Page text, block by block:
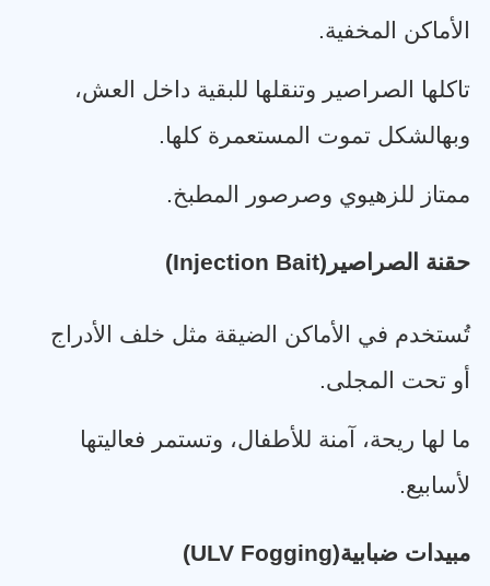
الأماكن المخفية.
تاكلها الصراصير وتنقلها للبقية داخل العش،
وبهالشكل تموت المستعمرة كلها.
ممتاز للزهيوي وصرصور المطبخ.
حقنة الصراصير (Injection Bait)
تُستخدم في الأماكن الضيقة مثل خلف الأدراج
أو تحت المجلى.
ما لها ريحة، آمنة للأطفال، وتستمر فعاليتها
لأسابيع.
مبيدات ضبابية(ULV Fogging)